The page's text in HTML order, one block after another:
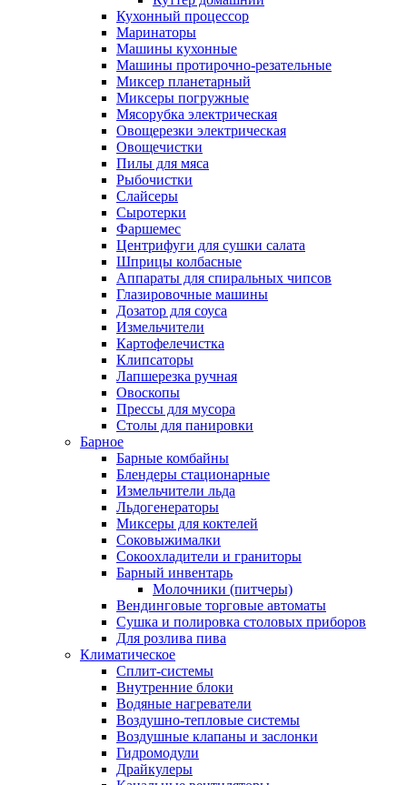
Кухонный процессор
Маринаторы
Машины кухонные
Машины протирочно-резательные
Миксер планетарный
Миксеры погружные
Мясорубка электрическая
Овощерезки электрическая
Овощечистки
Пилы для мяса
Рыбочистки
Слайсеры
Сыротерки
Фаршемес
Центрифуги для сушки салата
Шприцы колбасные
Аппараты для спиральных чипсов
Глазировочные машины
Дозатор для соуса
Измельчители
Картофелечистка
Клипсаторы
Лапшерезка ручная
Овоскопы
Прессы для мусора
Столы для панировки
Барное
Барные комбайны
Блендеры стационарные
Измельчители льда
Льдогенераторы
Миксеры для коктелей
Соковыжималки
Сокоохладители и граниторы
Барный инвентарь
Молочники (питчеры)
Вендинговые торговые автоматы
Сушка и полировка столовых приборов
Для розлива пива
Климатическое
Сплит-системы
Внутренние блоки
Водяные нагреватели
Воздушно-тепловые системы
Воздушные клапаны и заслонки
Гидромодули
Драйкулеры